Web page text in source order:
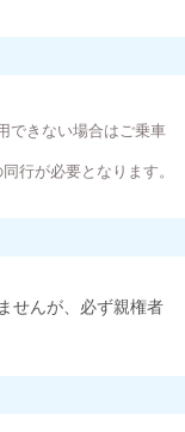
できない場合はご乗車
行が必要となります。
せんが、必ず親権者